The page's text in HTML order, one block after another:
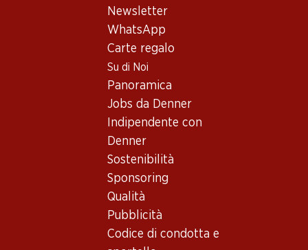
Newsletter
WhatsApp
Carte regalo
Su di Noi
Panoramica
Jobs da Denner
Indipendente con
Denner
Sostenibilità
Sponsoring
Qualità
Pubblicità
Codice di condotta e
Buono a sapersi
Vino rosso_old
Maturità di beva